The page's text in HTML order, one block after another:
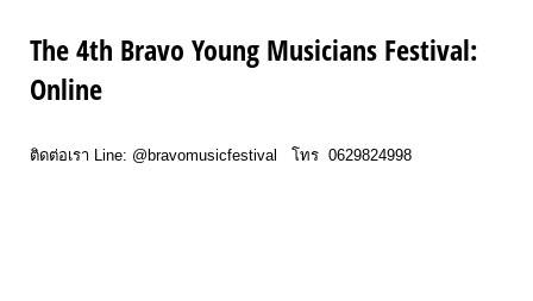
The 4th Bravo Young Musicians Festival:
Online
ติดต่อเรา Line: @bravomusicfestival โทร 0629824998